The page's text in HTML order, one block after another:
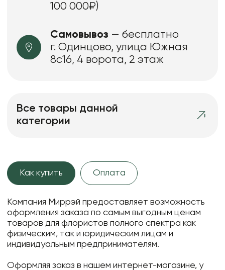
100 000₽)
Самовывоз — бесплатно
г. Одинцово, улица Южная
8с16, 4 ворота, 2 этаж
Все товары данной
категории
Как купить Оплата
Компания Миррэй предоставляет возможность
оформления заказа по самым выгодным ценам
товаров для флористов полного спектра как
физическим, так и юридическим лицам и
индивидуальным предпринимателям.
Оформляя заказ в нашем интернет-магазине, у